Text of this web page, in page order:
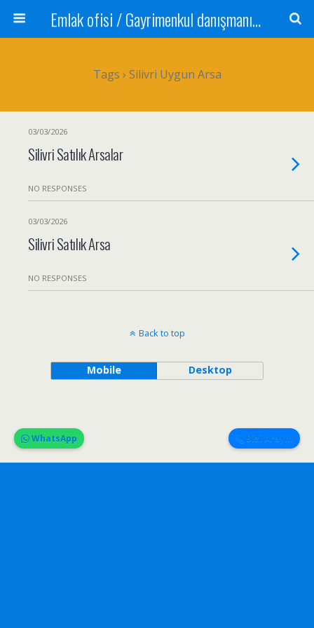
Emlak ofisi / Gayrimenkul danışmanı Satılık daire / Kiralık daire Satılık arsa / Tarla Satılık dükkan / Mağaza Devren satılık işyeri Depo ve antrepo Yatırım: Yatırımlık arsa
Tags › Silivri Uygun Arsa
03/03/2026
Silivri Satılık Arsalar
NO RESPONSES
03/03/2026
Silivri Satılık Arsa
NO RESPONSES
Back to top
Mobile Desktop
Bizi Arayın
WhatsApp